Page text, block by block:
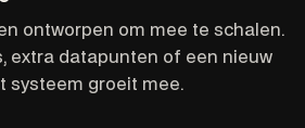
ontworpen om mee te schalen.
extra datapunten of een nieuw
systeem groeit mee.